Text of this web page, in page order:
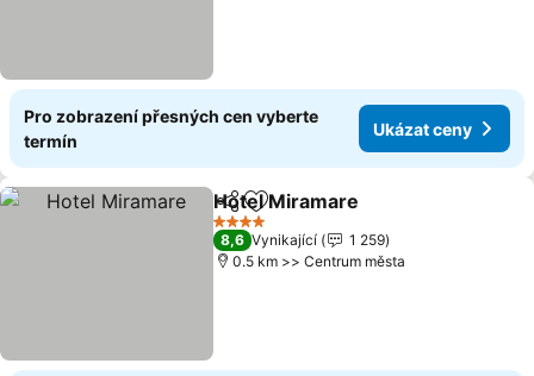
Pro zobrazení přesných cen vyberte
termín
Ukázat ceny
SdíletPřidat na seznam oblíbených
Hotel Miramare
4 Počet hvězdiček
8,6 Vynikající
1 259
0.5 km >> Centrum města